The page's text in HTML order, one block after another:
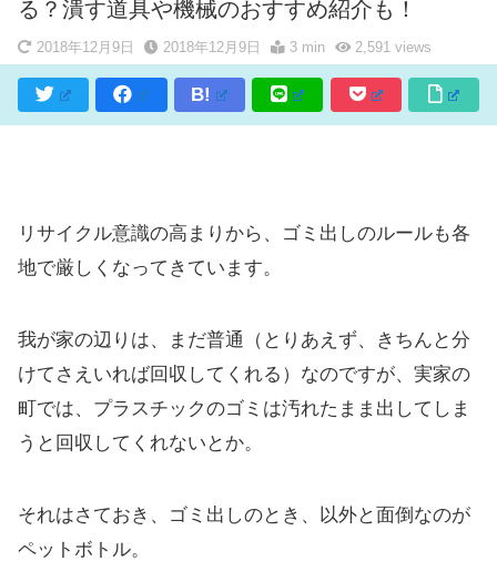
る？潰す道具や機械のおすすめ紹介も！
2018年12月9日 2018年12月9日 3 min 2,591views
B!
リサイクル意識の高まりから、ゴミ出しのルールも各
地で厳しくなってきています。
我が家の辺りは、まだ普通（とりあえず、きちんと分
けてさえいれば回収してくれる）なのですが、実家の
町では、プラスチックのゴミは汚れたまま出してしま
うと回収してくれないとか。
それはさておき、ゴミ出しのとき、以外と面倒なのが
ペットボトル。